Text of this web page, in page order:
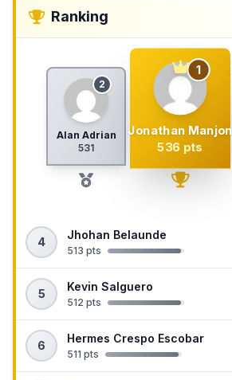
Ranking
2
Alan Adrian
531
1
Jonathan Manjon
536 pts
4
Jhohan Belaunde
513 pts
5
Kevin Salguero
512 pts
6
Hermes Crespo Escobar
511 pts